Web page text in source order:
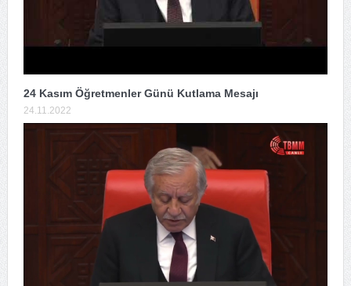
24 Kasım Öğretmenler Günü Kutlama Mesajı
24.11.2022